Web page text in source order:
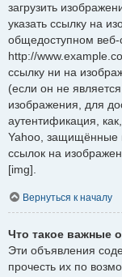
загрузить
указать ссылку на
общедоступном
http://
ссылку ни на
(если он не
изображения, для
аутентификация,
Yahoo, защищённые
ссылок на
[img].
Вернуться к началу
Что такое важные
Эти объявления
прочесть их по